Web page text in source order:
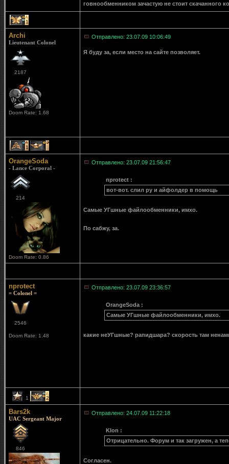
говнообменником зачастую не стоит скачанного
1
Archi
Lieutenant Colonel
2187
Doom Rate: 1.68
Отправлено: 23.07.09 10:06:49
Я буду за, если место на сайте позволяет.
1 1
OrangeSoda
- Lance Corporal -
214
Doom Rate: 0.86
Отправлено: 23.07.09 21:56:47
nprotect :
вот-вот. слил ру и айфолдер в помощь
Самые УГшные файлообменники, имхо.
По сабжу, за.
nprotect
= Colonel =
2546
Doom Rate: 1.48
Отправлено: 23.07.09 23:36:57
OrangeSoda :
Самые УГшные файлообменники, имхо.
какие неУГшные? рапидшара? скорость там
1 2
Bars2k
UAC Sergeant Major
846
Отправлено: 24.07.09 11:22:18
Klon :
Отрицательно. Форум и так загружен, а
Согласен.